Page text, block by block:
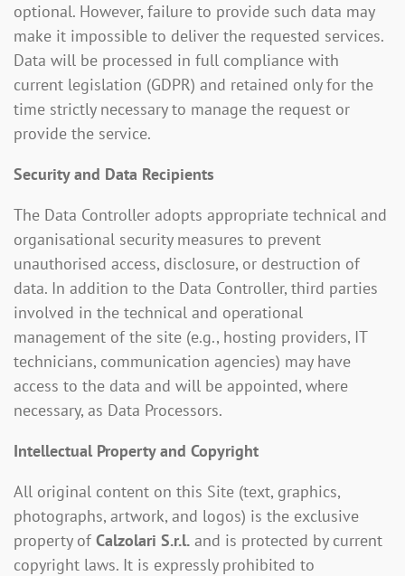
optional. However, failure to provide such data may
make it impossible to deliver the requested services.
Data will be processed in full compliance with
current legislation (GDPR) and retained only for the
time strictly necessary to manage the request or
provide the service.
Security and Data Recipients
The Data Controller adopts appropriate technical and
organisational security measures to prevent
unauthorised access, disclosure, or destruction of
data. In addition to the Data Controller, third parties
involved in the technical and operational
management of the site (e.g., hosting providers, IT
technicians, communication agencies) may have
access to the data and will be appointed, where
necessary, as Data Processors.
Intellectual Property and Copyright
All original content on this Site (text, graphics,
photographs, artwork, and logos) is the exclusive
property of Calzolari S.r.l. and is protected by current
copyright laws. It is expressly prohibited to